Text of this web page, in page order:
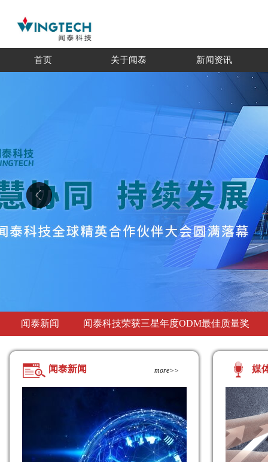
首页 关于闻泰 新闻资讯
闻泰新闻 闻泰科技荣获三星年度ODM最佳质量奖
闻泰新闻 more>> 媒